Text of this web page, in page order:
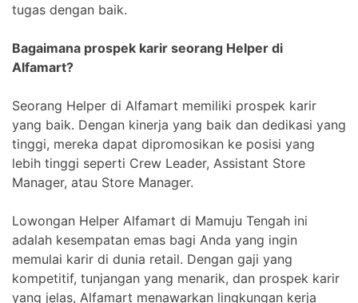
tugas dengan baik.
Bagaimana prospek karir seorang Helper di
Alfamart?
Seorang Helper di Alfamart memiliki prospek karir
yang baik. Dengan kinerja yang baik dan dedikasi yang
tinggi, mereka dapat dipromosikan ke posisi yang
lebih tinggi seperti Crew Leader, Assistant Store
Manager, atau Store Manager.
Lowongan Helper Alfamart di Mamuju Tengah ini
adalah kesempatan emas bagi Anda yang ingin
memulai karir di dunia retail. Dengan gaji yang
kompetitif, tunjangan yang menarik, dan prospek karir
yang jelas, Alfamart menawarkan lingkungan kerja